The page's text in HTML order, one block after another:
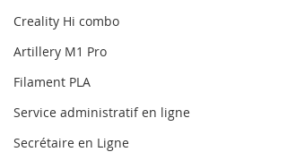
Creality Hi combo
Artillery M1 Pro
Filament PLA
Service administratif en ligne
Secrétaire en Ligne